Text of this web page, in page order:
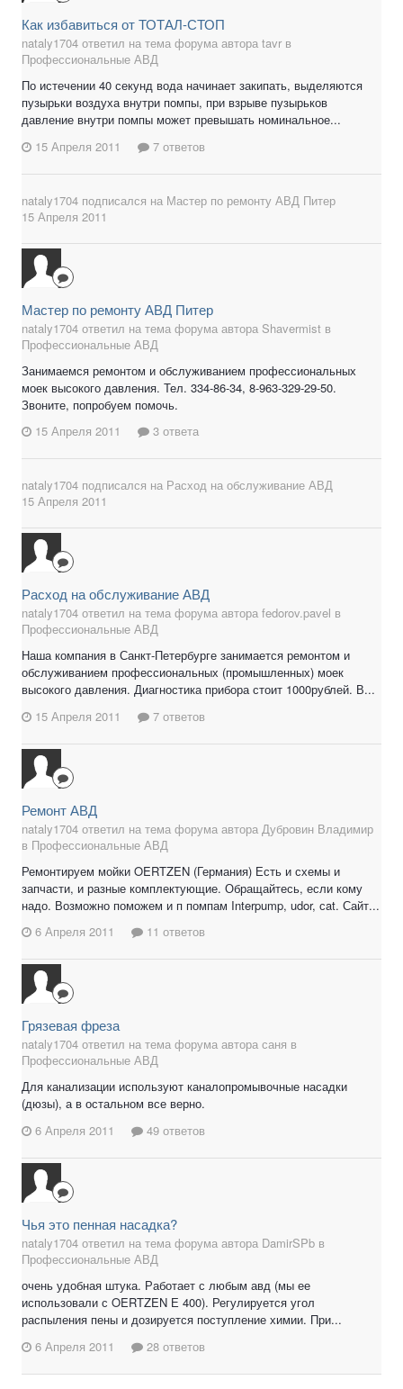
Как избавиться от ТОТАЛ-СТОП
nataly1704 ответил на тема форума автора tavr в
Профессиональные АВД
По истечении 40 секунд вода начинает закипать, выделяются
пузырьки воздуха внутри помпы, при взрыве пузырьков
давление внутри помпы может превышать номинальное...
15 Апреля 2011
7 ответов
nataly1704 подписался на Мастер по ремонту АВД Питер
15 Апреля 2011
Мастер по ремонту АВД Питер
nataly1704 ответил на тема форума автора Shavermist в
Профессиональные АВД
Занимаемся ремонтом и обслуживанием профессиональных
моек высокого давления. Тел. 334-86-34, 8-963-329-29-50.
Звоните, попробуем помочь.
15 Апреля 2011
3 ответа
nataly1704 подписался на Расход на обслуживание АВД
15 Апреля 2011
Расход на обслуживание АВД
nataly1704 ответил на тема форума автора fedorov.pavel в
Профессиональные АВД
Наша компания в Санкт-Петербурге занимается ремонтом и
обслуживанием профессиональных (промышленных) моек
высокого давления. Диагностика прибора стоит 1000рублей. В...
15 Апреля 2011
7 ответов
Ремонт АВД
nataly1704 ответил на тема форума автора Дубровин Владимир
в Профессиональные АВД
Ремонтируем мойки OERTZEN (Германия) Есть и схемы и
запчасти, и разные комплектующие. Обращайтесь, если кому
надо. Возможно поможем и п помпам Interpump, udor, сat. Сайт...
6 Апреля 2011
11 ответов
Грязевая фреза
nataly1704 ответил на тема форума автора саня в
Профессиональные АВД
Для канализации используют каналопромывочные насадки
(дюзы), а в остальном все верно.
6 Апреля 2011
49 ответов
Чья это пенная насадка?
nataly1704 ответил на тема форума автора DamirSPb в
Профессиональные АВД
очень удобная штука. Работает с любым авд (мы ее
использовали с OERTZEN Е 400). Регулируется угол
распыления пены и дозируется поступление химии. При...
6 Апреля 2011
28 ответов